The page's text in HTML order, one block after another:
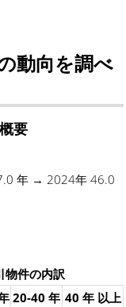
動向を調べ
要
年 → 2024年 46.0
物件の内訳
20-40 年 40 年 以上